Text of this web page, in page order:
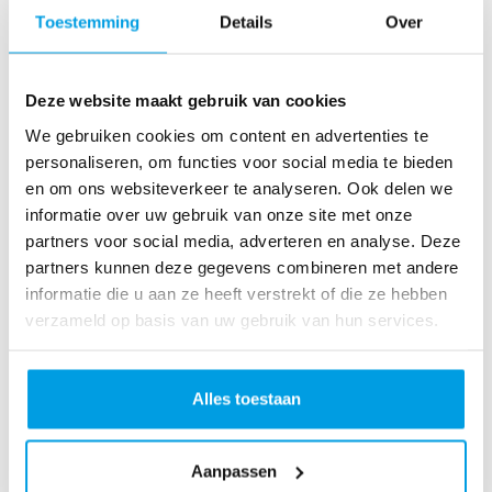
Toestemming Details Over
Deze website maakt gebruik van cookies
We gebruiken cookies om content en advertenties te
personaliseren, om functies voor social media te bieden
en om ons websiteverkeer te analyseren. Ook delen we
informatie over uw gebruik van onze site met onze
partners voor social media, adverteren en analyse. Deze
partners kunnen deze gegevens combineren met andere
informatie die u aan ze heeft verstrekt of die ze hebben
verzameld op basis van uw gebruik van hun services.
Alles toestaan
Aanpassen
as
R
u
n
L
o
ve
Li
fe
R
n
S
n
fo